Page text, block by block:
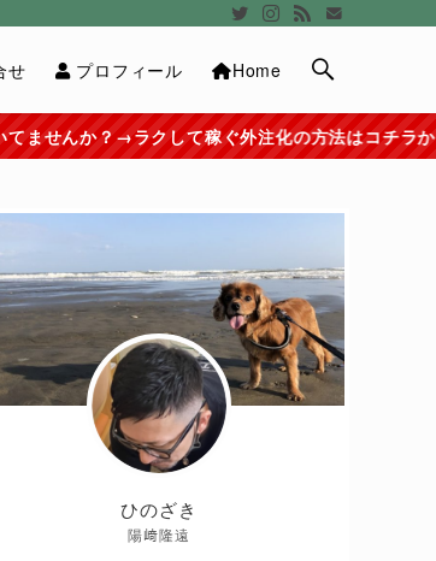
せ プロフィール Home
稼ぐ外注化の方法はコチラから≫≫
ひのざき
陽﨑隆遠